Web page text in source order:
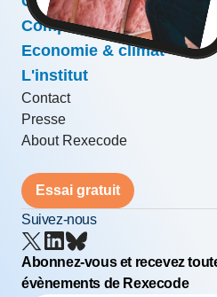
Compétitivité &
Economie & climat
L'institut
Contact
Presse
About Rexecode
Essai gratuit
Suivez-nous
Abonnez-vous et recevez
évènements de Rexecode